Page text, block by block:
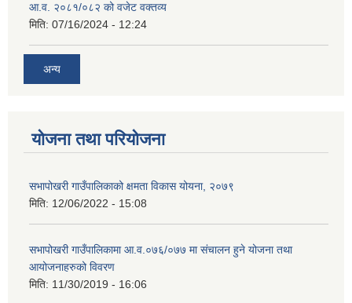
आ.व. २०८१/०८२ को वजेट वक्तव्य
मिति: 07/16/2024 - 12:24
अन्य
योजना तथा परियोजना
सभापोखरी गाउँपालिकाको क्षमता विकास योयना, २०७९
मिति: 12/06/2022 - 15:08
सभापोखरी गाउँपालिकामा आ.व.०७६/०७७ मा संचालन हुने योजना तथा
आयोजनाहरुको विवरण
मिति: 11/30/2019 - 16:06